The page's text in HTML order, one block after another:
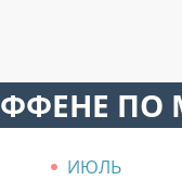
ИЮЛЬ